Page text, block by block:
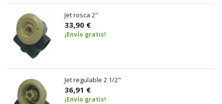
Jet rosca 2"
33,90 €
¡Envío gratis!
Jet regulable 2 1/2"
36,91 €
¡Envío gratis!